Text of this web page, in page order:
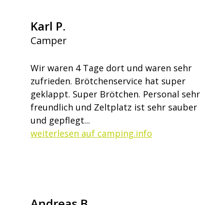
Karl P.
Camper
Wir waren 4 Tage dort und waren sehr
zufrieden. Brötchenservice hat super
geklappt. Super Brötchen. Personal sehr
freundlich und Zeltplatz ist sehr sauber
und gepflegt...
weiterlesen auf camping.info